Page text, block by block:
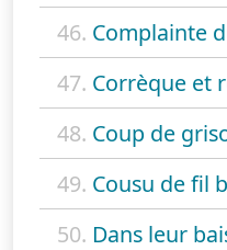
46. Complainte
47. Corrèque et
48. Coup de
49. Cousu de fil
50. Dans leur